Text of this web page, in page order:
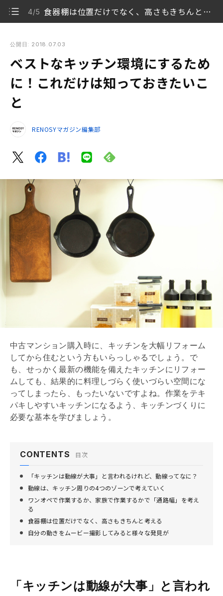
4/5 食器棚は位置だけでなく、高さもきちんと考える
いこと
「キッチンは動線が大事」と言われるけれど、動線っ
てなに？
2/5
3/5
幅」を考える
4/5 食器棚は位置だけでなく、高さもきちんと考える
5/5 自分の動きをムービー撮影してみると様々な発見が
公開日: 2018.07.03
ベストなキッチン環境にするため
に！これだけは知っておきたいこ
と
RENOSYマガジン編集部
中古マンション購入時に、キッチンを大幅リフォーム
してから住むという方もいらっしゃるでしょう。で
も、せっかく最新の機能を備えたキッチンにリフォー
ムしても、結果的に料理しづらく使いづらい空間にな
ってしまったら、もったいないですよね。作業をテキ
パキしやすいキッチンになるよう、キッチンづくりに
必要な基本を学びましょう。
CONTENTS 目次
「キッチンは動線が大事」と言われるけれど、動線ってなに？
動線は、キッチン周りの4つのゾーンで考えていく
ワンオペで作業するか、家族で作業するかで「通路幅」を考え
る
食器棚は位置だけでなく、高さもきちんと考える
自分の動きをムービー撮影してみると様々な発見が
「キッチンは動線が大事」と言われ